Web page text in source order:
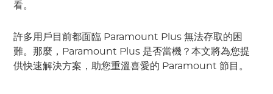
看。
許多用戶目前都面臨 Paramount Plus 無法存取的困
難。那麼，Paramount Plus 是否當機？本文將為您提
供快速解決方案，助您重溫喜愛的 Paramount 節目。